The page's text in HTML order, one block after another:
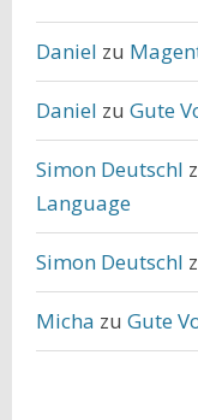
Daniel zu
Daniel zu Gute
Simon Deutschl
Language
Simon Deutschl
Micha zu Gute